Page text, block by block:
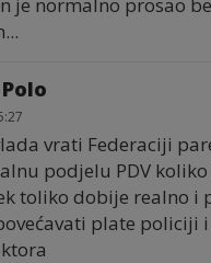
vrati Federaciji
podjelu PDV
toliko dobije realno i
plate policiji